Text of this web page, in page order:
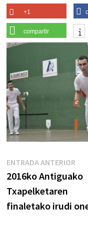
+1
compartir
Navegación
de
entradas
ENTRADA ANTERIOR
2016ko Antiguako
Txapelketaren
finaletako irudi